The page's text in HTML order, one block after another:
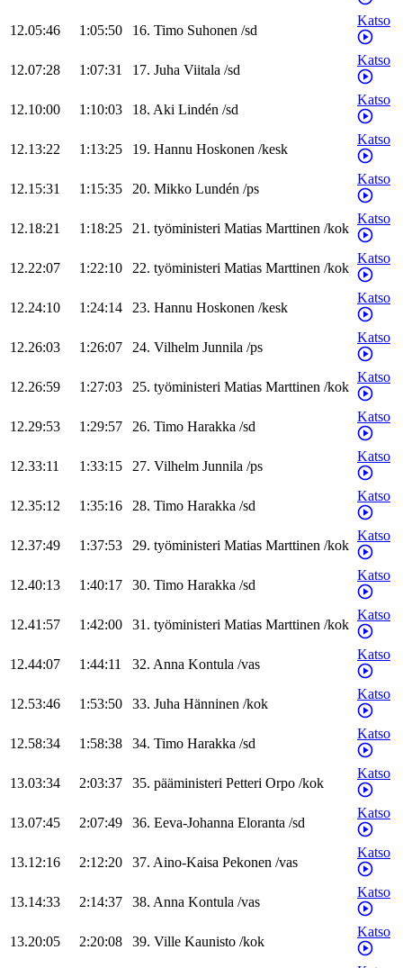
12.05:46 1:05:50 16. Timo Suhonen /sd
Katso
12.07:28 1:07:31 17. Juha Viitala /sd
Katso
12.10:00 1:10:03 18. Aki Lindén /sd
Katso
12.13:22 1:13:25 19. Hannu Hoskonen /kesk
Katso
12.15:31 1:15:35 20. Mikko Lundén /ps
Katso
12.18:21 1:18:25 21. työministeri Matias Marttinen /kok
Katso
12.22:07 1:22:10 22. työministeri Matias Marttinen /kok
Katso
12.24:10 1:24:14 23. Hannu Hoskonen /kesk
Katso
12.26:03 1:26:07 24. Vilhelm Junnila /ps
Katso
12.26:59 1:27:03 25. työministeri Matias Marttinen /kok
Katso
12.29:53 1:29:57 26. Timo Harakka /sd
Katso
12.33:11 1:33:15 27. Vilhelm Junnila /ps
Katso
12.35:12 1:35:16 28. Timo Harakka /sd
Katso
12.37:49 1:37:53 29. työministeri Matias Marttinen /kok
Katso
12.40:13 1:40:17 30. Timo Harakka /sd
Katso
12.41:57 1:42:00 31. työministeri Matias Marttinen /kok
Katso
12.44:07 1:44:11 32. Anna Kontula /vas
Katso
12.53:46 1:53:50 33. Juha Hänninen /kok
Katso
12.58:34 1:58:38 34. Timo Harakka /sd
Katso
13.03:34 2:03:37 35. pääministeri Petteri Orpo /kok
Katso
13.07:45 2:07:49 36. Eeva-Johanna Eloranta /sd
Katso
13.12:16 2:12:20 37. Aino-Kaisa Pekonen /vas
Katso
13.14:33 2:14:37 38. Anna Kontula /vas
Katso
13.20:05 2:20:08 39. Ville Kaunisto /kok
Katso